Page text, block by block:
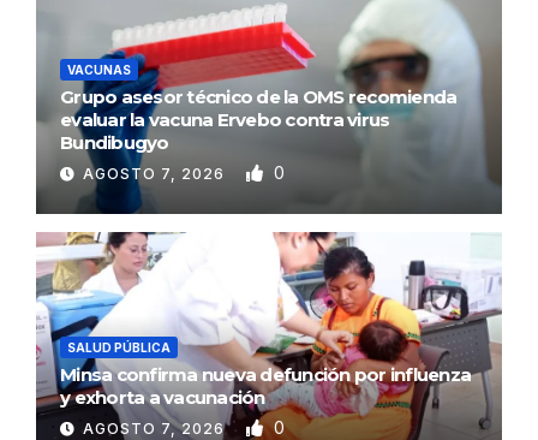
VACUNAS
Grupo asesor técnico de la OMS recomienda
evaluar la vacuna Ervebo contra virus
Bundibugyo
AGOSTO 7, 2026 0
SALUD PÚBLICA
Minsa confirma nueva defunción por influenza
y exhorta a vacunación
AGOSTO 7, 2026 0